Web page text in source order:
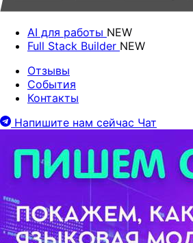
AI для работы NEW
Full Stack Builder NEW
Отзывы
События
Контакты
Напишите нам сейчас Чат